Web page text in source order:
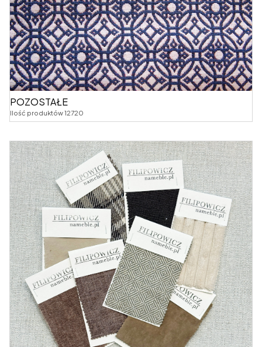
POZOSTAŁE
Ilość produktów 12720